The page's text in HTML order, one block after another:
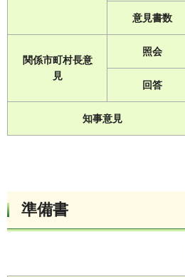
意見書数
関係市町村長意
見
照会
回答
知事意見
準備書